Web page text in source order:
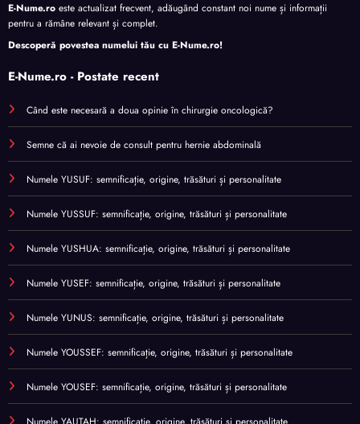
E-Nume.ro este actualizat frecvent, adăugând constant noi nume și informații
pentru a rămâne relevant și complet.
Descoperă povestea numelui tău cu E-Nume.ro!
E-Nume.ro - Postate recent
Când este necesară a doua opinie în chirurgie oncologică?
Semne că ai nevoie de consult pentru hernie abdominală
Numele YUSUF: semnificație, origine, trăsături și personalitate
Numele YUSSUF: semnificație, origine, trăsături și personalitate
Numele YUSHUA: semnificație, origine, trăsături și personalitate
Numele YUSEF: semnificație, origine, trăsături și personalitate
Numele YUNUS: semnificație, origine, trăsături și personalitate
Numele YOUSSEF: semnificație, origine, trăsături și personalitate
Numele YOUSEF: semnificație, origine, trăsături și personalitate